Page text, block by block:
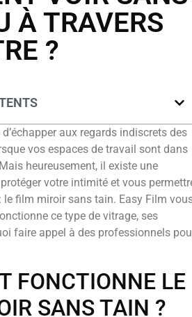
À TRAVERS
?
aux regards indiscrets des
vos espaces de travail sont dans
heureusement, il existe une
votre intimité et vous
le film miroir sans tain. Easy Film
ce type de vitrage, ses
faire appel à des professionnels
FONCTIONNE LE
SANS TAIN ?